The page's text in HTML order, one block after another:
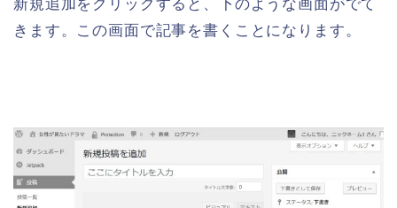
新規追加をクリックすると、下のような画面がでて
きます。この画面で記事を書くことになります。